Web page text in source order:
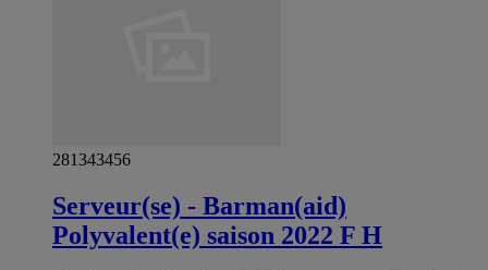
281343456
Serveur(se) - Barman(aid)
Polyvalent(e) saison 2022 F H